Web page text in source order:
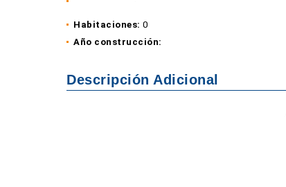
Habitaciones: 0
Año construcción:
Descripción Adicional